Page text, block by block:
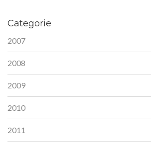
Categorie
2007
2008
2009
2010
2011